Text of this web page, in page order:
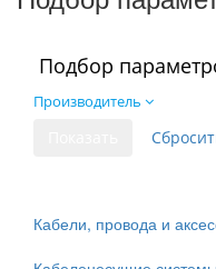
Подбор
Производитель
Кабели, провода и